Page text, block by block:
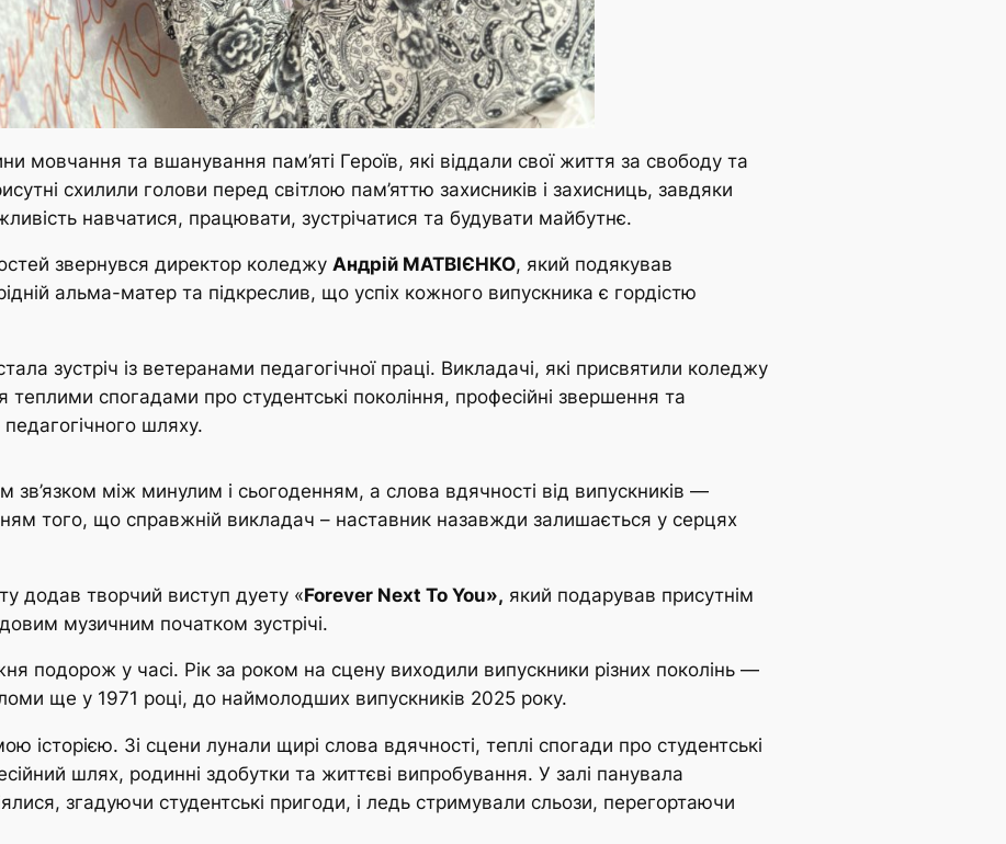
мовчання та вшанування пам’яті Героїв, які віддали свої життя за свободу та
схилили голови перед світлою пам’яттю захисників і захисниць, завдяки
навчатися, працювати, зустрічатися та будувати майбутнє.
звернувся директор коледжу Андрій МАТВІЄНКО, який подякував
альма-матер та підкреслив, що успіх кожного випускника є гордістю
зустріч із ветеранами педагогічної праці. Викладачі, які присвятили коледжу
теплими спогадами про студентські покоління, професійні звершення та
шляху.
зв’язком між минулим і сьогоденням, а слова вдячності від випускників —
того, що справжній викладач – наставник назавжди залишається у серцях
додав творчий виступ дуету «Forever Next To You», який подарував присутнім
музичним початком зустрічі.
подорож у часі. Рік за роком на сцену виходили випускники різних поколінь —
ще у 1971 році, до наймолодших випускників 2025 року.
історією. Зі сцени лунали щирі слова вдячності, теплі спогади про студентські
шлях, родинні здобутки та життєві випробування. У залі панувала
згадуючи студентські пригоди, і ледь стримували сльози, перегортаючи